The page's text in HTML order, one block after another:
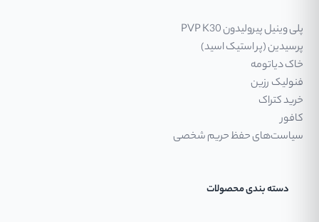
پلی وینیل پیرولیدون PVP K30
پرسیدین (پر استیک اسید)
خاک دیاتومه
فنولیک رزین
خرید کتراک
کافور
سیاست‌های حفظ حریم شخصی
دسته بندی محصولات